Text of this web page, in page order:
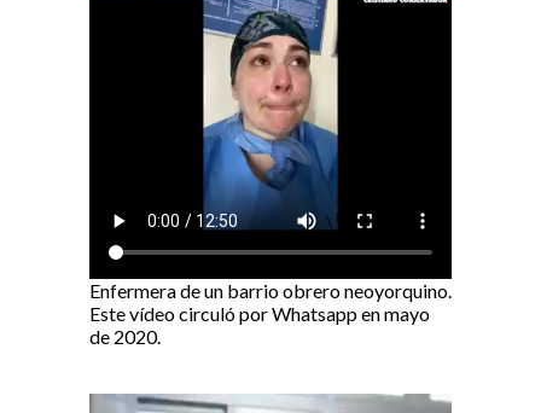
Enfermera de un barrio obrero neoyorquino.
Este vídeo circuló por Whatsapp en mayo
de 2020.